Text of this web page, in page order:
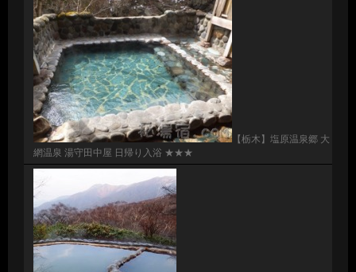
【栃木】塩原温泉郷 大
網温泉 湯守田中屋 日帰り入浴 ★★★